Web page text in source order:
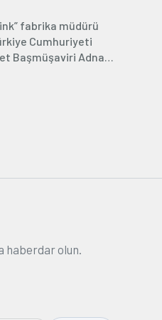
fabrika müdürü
Cumhuriyeti
Başmüşaviri Adnan
haberdar olun.